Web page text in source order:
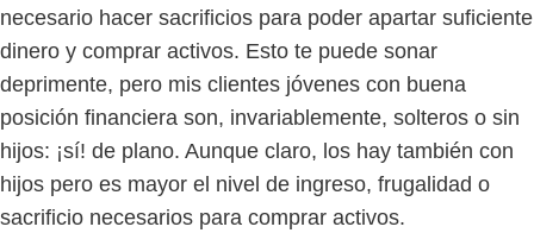
necesario hacer sacrificios para poder apartar suficiente
dinero y comprar activos. Esto te puede sonar
deprimente, pero mis clientes jóvenes con buena
posición financiera son, invariablemente, solteros o sin
hijos: ¡sí! de plano. Aunque claro, los hay también con
hijos pero es mayor el nivel de ingreso, frugalidad o
sacrificio necesarios para comprar activos.